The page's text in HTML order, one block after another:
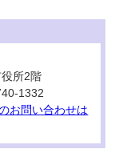
所2階
1332
お問い合わせは